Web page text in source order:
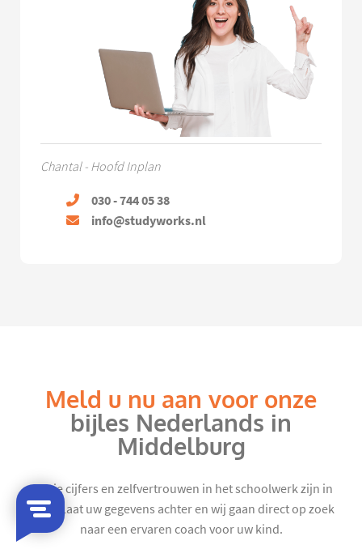
Chantal - Hoofd Inplan
030 - 744 05 38
info@studyworks.nl
Meld u nu aan voor onze
bijles Nederlands in
Middelburg
Mooie cijfers en zelfvertrouwen in het schoolwerk zijn in
zicht. Laat uw gegevens achter en wij gaan direct op zoek
naar een ervaren coach voor uw kind.